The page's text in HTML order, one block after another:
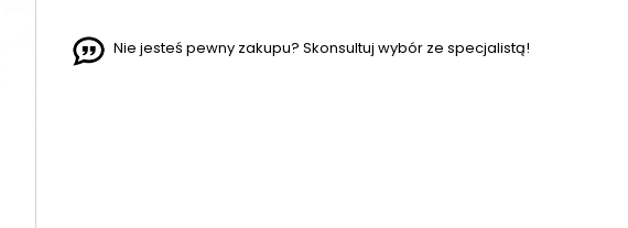
Nie jesteś pewny zakupu? Skonsultuj wybór ze specjalistą!